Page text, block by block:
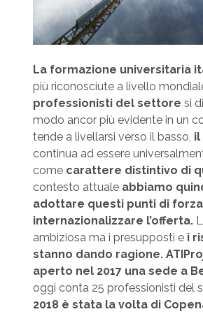
La formazione universitaria
più riconosciute a livello
professionisti del settore si
modo ancor più evidente in un
tende a livellarsi verso il basso, il
continua ad essere
come carattere distintivo di
contesto attuale abbiamo
adottare questi punti di
internazionalizzare l’offerta.
ambiziosa ma i presupposti e i
stanno dando ragione.
aperto nel 2017 una sede a
oggi conta 25 professionisti del
2018 è stata la volta di